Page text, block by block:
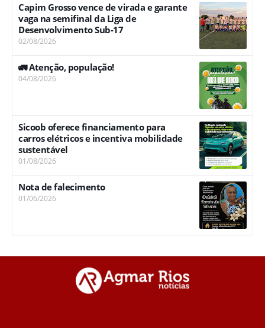
Capim Grosso vence de virada e garante
vaga na semifinal da Liga de
Desenvolvimento Sub-17
02/08/2026
🚛 Atenção, população!
04/08/2026
Sicoob oferece financiamento para
carros elétricos e incentiva mobilidade
sustentável
01/08/2026
Nota de falecimento
01/06/2026